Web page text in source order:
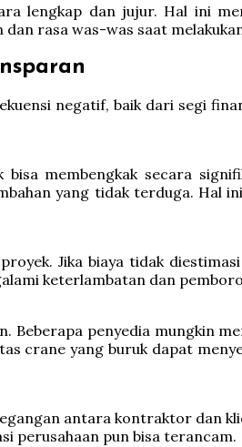
lengkap dan jujur. Hal ini
rasa was-was saat
negatif, baik dari segi
membengkak secara
yang tidak terduga. Hal
Jika biaya tidak
keterlambatan dan
Beberapa penyedia mungkin
crane yang buruk dapat
antara kontraktor dan
perusahaan pun bisa terancam.